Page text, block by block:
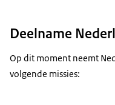
Deelname
Op dit moment neemt
volgende missies: